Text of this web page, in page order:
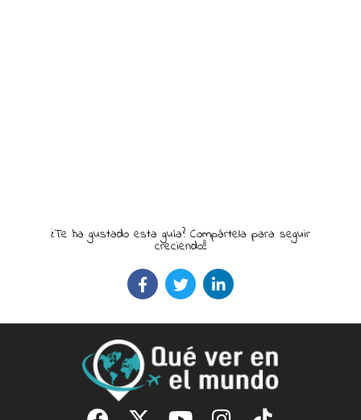
¿Te ha gustado esta guía? Compártela para seguir
creciendo!!